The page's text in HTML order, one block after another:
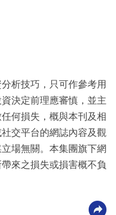
析技巧，只可作參考用
決定前理應審慎，並主
何損失，概與本刊及相
交平台的網誌內容及觀
場無關。本集團旗下網
來之損失或損害概不負